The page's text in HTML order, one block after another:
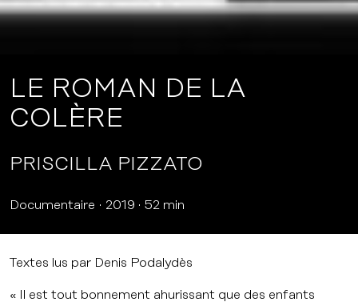
LE ROMAN DE LA
COLÈRE
PRISCILLA PIZZATO
Documentaire 2019 52 min
Textes lus par Denis Podalydès
« Il est tout bonnement ahurissant que des enfants